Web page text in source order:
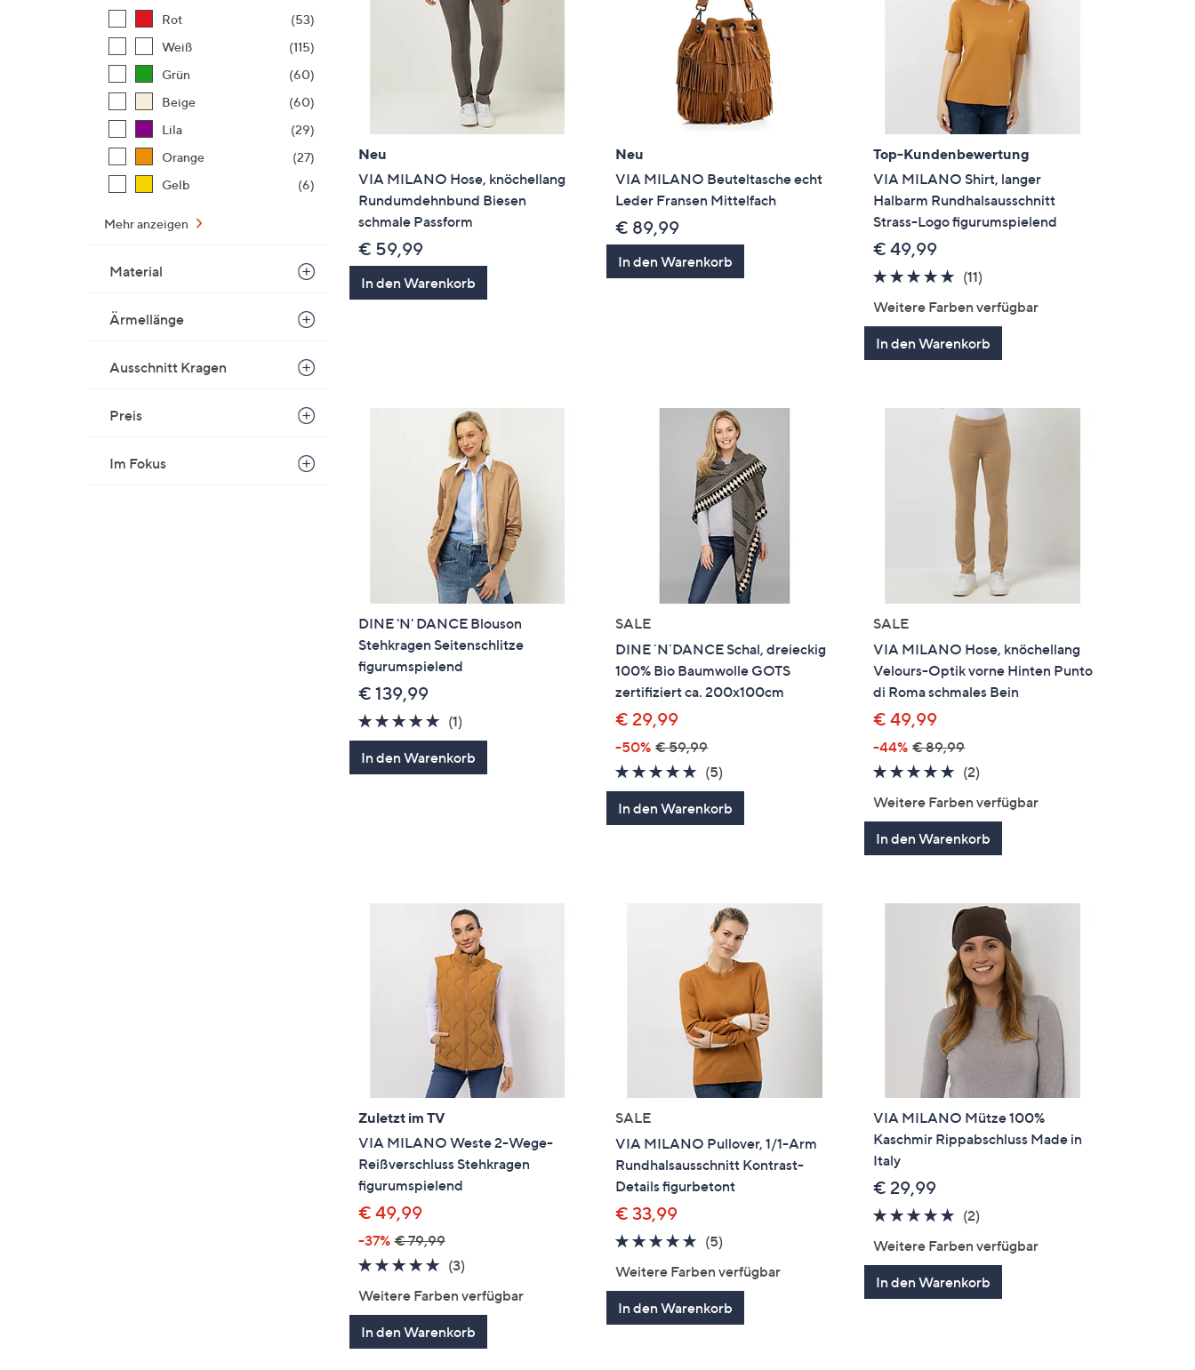
Rot
(53)
Weiß
(115)
Grün
(60)
Beige
(60)
Lila
(29)
Orange
(27)
Gelb
(6)
Mehr anzeigen
Material
Ärmellänge
Ausschnitt Kragen
Preis
Im Fokus
Neu
VIA MILANO Hose, knöchellang
Rundumdehnbund Biesen
schmale Passform
€ 59,99
In den Warenkorb
Neu
VIA MILANO Beuteltasche echt
Leder Fransen Mittelfach
€ 89,99
In den Warenkorb
Top-Kundenbewertung
VIA MILANO Shirt, langer
Halbarm Rundhalsausschnitt
Strass-Logo figurumspielend
€ 49,99
4.6
(11)
Weitere Farben verfügbar
In den Warenkorb
DINE 'N' DANCE Blouson
Stehkragen Seitenschlitze
figurumspielend
€ 139,99
5.0
von
5
(1)1
Bewertungen
In den Warenkorb
SALE
DINE ´N´DANCE Schal, dreieckig
100% Bio Baumwolle GOTS
zertifiziert ca. 200x100cm
€ 29,99
-50% € 59,99
5.0
von
5
(5)
Bewertungen
In den Warenkorb
SALE
VIA MILANO Hose, knöchellang
Velours-Optik vorne Hinten Punto
di Roma schmales Bein
€ 49,99
-44% € 89,99
5.0
5
(2)
Weitere Farben verfügbar
In den Warenkorb
Zuletzt im TV
VIA MILANO Weste 2-Wege-
Reißverschluss Stehkragen
figurumspielend
€ 49,99
-37% € 79,99
5.0
(3)3
Weitere Farben verfügbar
In den Warenkorb
SALE
VIA MILANO Pullover, 1/1-Arm
Rundhalsausschnitt Kontrast-
Details figurbetont
€ 33,99
5.0
(5)
Weitere Farben verfügbar
In den Warenkorb
VIA MILANO Mütze 100%
Kaschmir Rippabschluss Made in
Italy
€ 29,99
5.0
(2)
Weitere Farben verfügbar
In den Warenkorb